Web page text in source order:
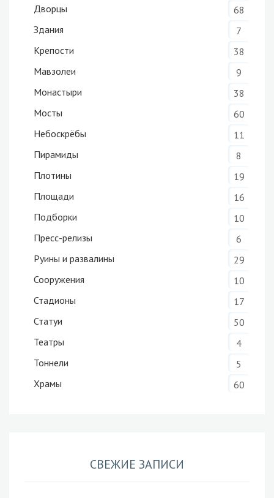
Дворцы
68
Здания
7
Крепости
38
Мавзолеи
9
Монастыри
38
Мосты
60
Небоскрёбы
11
Пирамиды
8
Плотины
19
Площади
16
Подборки
10
Пресс-релизы
6
Руины и развалины
29
Сооружения
10
Стадионы
17
Статуи
50
Театры
4
Тоннели
5
Храмы
60
СВЕЖИЕ ЗАПИСИ